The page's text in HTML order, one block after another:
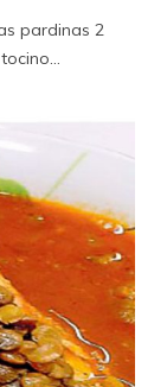
pardinas 2